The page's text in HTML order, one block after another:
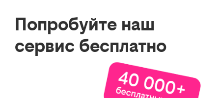
Попробуйте наш
сервис бесплатно